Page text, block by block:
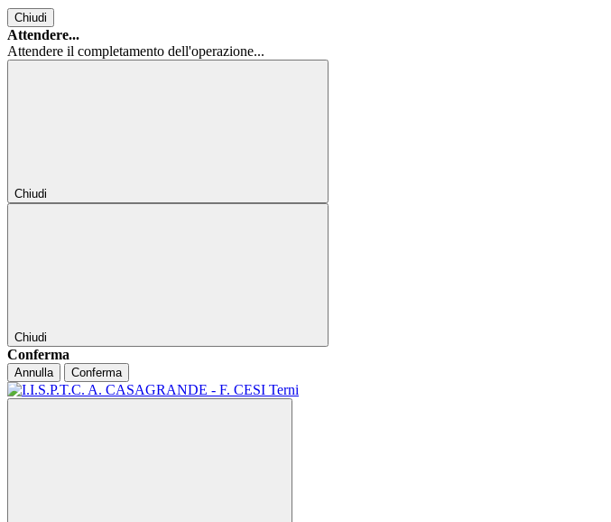
Chiudi
Attendere...
Attendere il completamento dell'operazione...
Chiudi
Chiudi
Conferma
Annulla Conferma